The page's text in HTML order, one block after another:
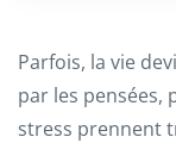
Parfois, la vie
par les pensées,
stress prennent